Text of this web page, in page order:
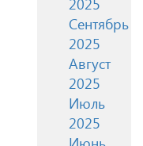
Сентябрь
2025
Август
2025
Июль
2025